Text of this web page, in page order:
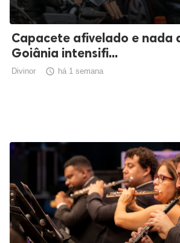
Capacete afivelado e nada
Goiânia intensifi...
Divinor  há 1 semana